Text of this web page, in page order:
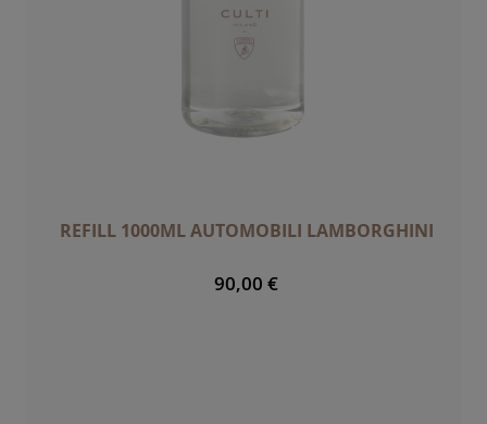
REFILL 1000ML AUTOMOBILI LAMBORGHINI
90,00 €